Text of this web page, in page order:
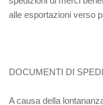
alle esportazioni verso
DOCUMENTI DI
A causa della